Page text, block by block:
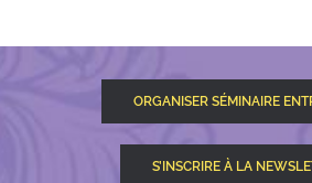
ORGANISER SÉMINAIRE
S’INSCRIRE À LA